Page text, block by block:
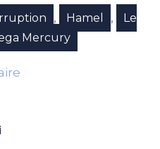
, Hamel ,
Le
Mercury